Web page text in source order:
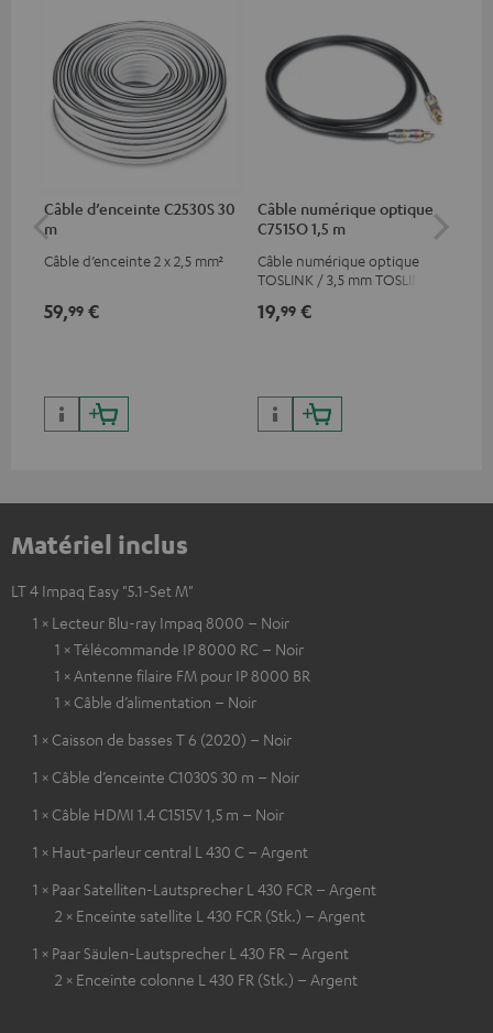
Câble d’enceinte C2530S 30
m
Câble d’enceinte 2 x 2,5 mm²
59,99 €
Câble numérique optique
C7515O 1,5 m
Câble numérique optique
TOSLINK / 3,5 mm TOSLINK
19,99 €
Matériel inclus
LT 4 Impaq Easy "5.1-Set M"
1 × Lecteur Blu-ray Impaq 8000 – Noir
1 × Télécommande IP 8000 RC – Noir
1 × Antenne filaire FM pour IP 8000 BR
1 × Câble d’alimentation – Noir
1 × Caisson de basses T 6 (2020) – Noir
1 × Câble d’enceinte C1030S 30 m – Noir
1 × Câble HDMI 1.4 C1515V 1,5 m – Noir
1 × Haut-parleur central L 430 C – Argent
1 × Paar Satelliten-Lautsprecher L 430 FCR – Argent
2 × Enceinte satellite L 430 FCR (Stk.) – Argent
1 × Paar Säulen-Lautsprecher L 430 FR – Argent
2 × Enceinte colonne L 430 FR (Stk.) – Argent